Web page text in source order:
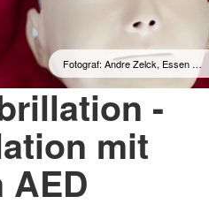
Fotograf: Andre Zelck, Essen …
-
mit
AED